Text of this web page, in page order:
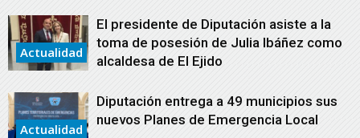
Actualidad
El presidente de Diputación asiste a la
toma de posesión de Julia Ibáñez como
alcaldesa de El Ejido
Actualidad
Diputación entrega a 49 municipios sus
nuevos Planes de Emergencia Local